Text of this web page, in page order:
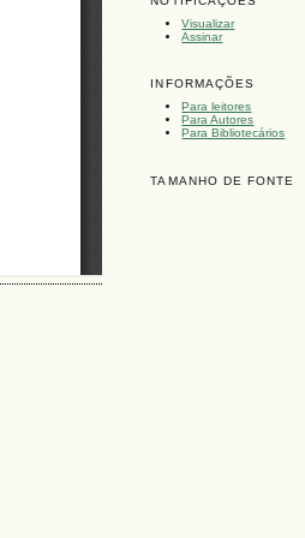
Visualizar
Assinar
INFORMAÇÕES
Para leitores
Para Autores
Para Bibliotecários
TAMANHO DE FONTE